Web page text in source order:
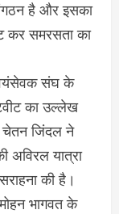
है और इसका
कर समरसता का
स्वयंसेवक संघ के
का उल्लेख
जिंदल ने
अविरल यात्रा
की है।
भागवत के